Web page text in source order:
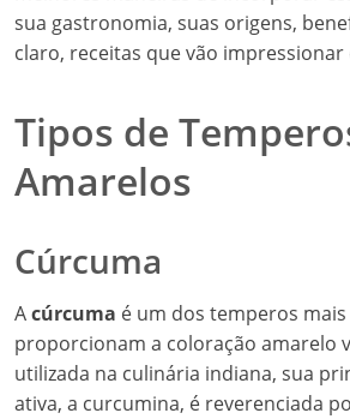
sua gastronomia, suas origens,
claro, receitas que vão
Tipos de
Amarelos
Cúrcuma
Acúrcuma é um dos temperos
proporcionam a coloração amarelo
utilizada na culinária indiana, sua
ativa, a curcumina, é reverenciada